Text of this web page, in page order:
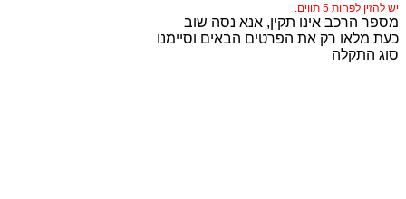
יש להזין לפחות 5 תווים.
מספר הרכב אינו תקין, אנא נסה שוב
כעת מלאו רק את הפרטים הבאים וסיימנו
סוג התקלה